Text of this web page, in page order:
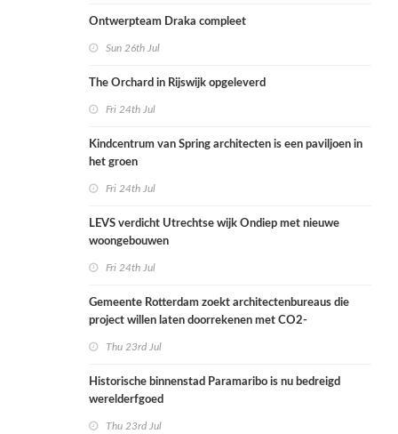
Ontwerpteam Draka compleet
Sun 26th Jul
The Orchard in Rijswijk opgeleverd
Fri 24th Jul
Kindcentrum van Spring architecten is een paviljoen in
het groen
Fri 24th Jul
LEVS verdicht Utrechtse wijk Ondiep met nieuwe
woongebouwen
Fri 24th Jul
Gemeente Rotterdam zoekt architectenbureaus die
project willen laten doorrekenen met CO2-
Thu 23rd Jul
Historische binnenstad Paramaribo is nu bedreigd
werelderfgoed
Thu 23rd Jul